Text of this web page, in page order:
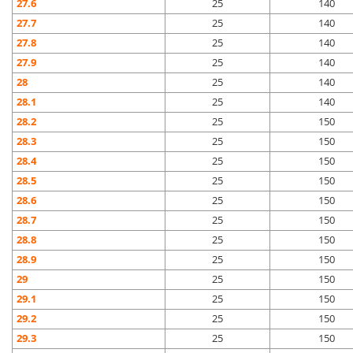
27.6 25
140
27.7
25
140
27.8
25
140
27.9
25
140
28
25
140
28.1
25
140
28.2
25
150
28.3
25
150
28.4
25
150
28.5
25
150
28.6
25
150
28.7
25
150
28.8
25
150
28.9
25
150
29
25
150
29.1
25
150
29.2
25
150
29.3
25
150